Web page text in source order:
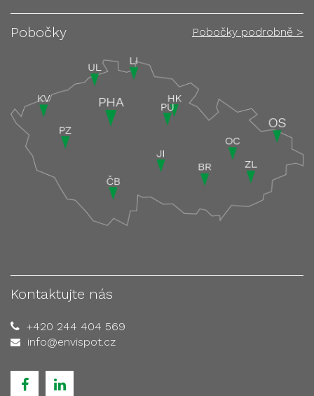
Pobočky Pobočky podrobně >
Kontaktujte nás
+420 244 404 569
info@envispot.cz